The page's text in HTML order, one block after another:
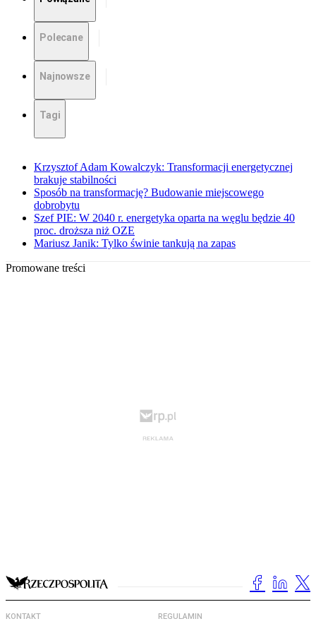
Polecane
Najnowsze
Tagi
Krzysztof Adam Kowalczyk: Transformacji energetycznej
brakuje stabilności
Sposób na transformację? Budowanie miejscowego
dobrobytu
Szef PIE: W 2040 r. energetyka oparta na węglu będzie 40
proc. droższa niż OZE
Mariusz Janik: Tylko świnie tankują na zapas
Promowane treści
KONTAKT REGULAMIN